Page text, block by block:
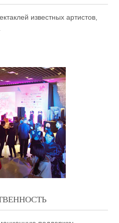
известных артистов,